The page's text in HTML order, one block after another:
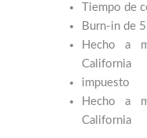
Tiempo de
Burn-in de
Hecho a
California
impuesto
Hecho a
California